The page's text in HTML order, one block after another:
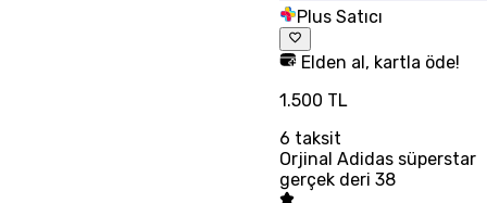
Plus Satıcı
Elden al, kartla öde!
1.500 TL
6 taksit
Orjinal Adidas süperstar
gerçek deri 38